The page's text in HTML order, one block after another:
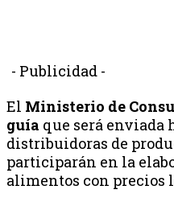
- Publicidad -
El Ministerio de
guía que será enviada
distribuidoras de
participarán en la
alimentos con precios